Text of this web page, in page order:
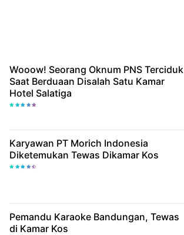
Wooow! Seorang Oknum PNS Terciduk
Saat Berduaan Disalah Satu Kamar
Hotel Salatiga
Karyawan PT Morich Indonesia
Diketemukan Tewas Dikamar Kos
Pemandu Karaoke Bandungan, Tewas
di Kamar Kos